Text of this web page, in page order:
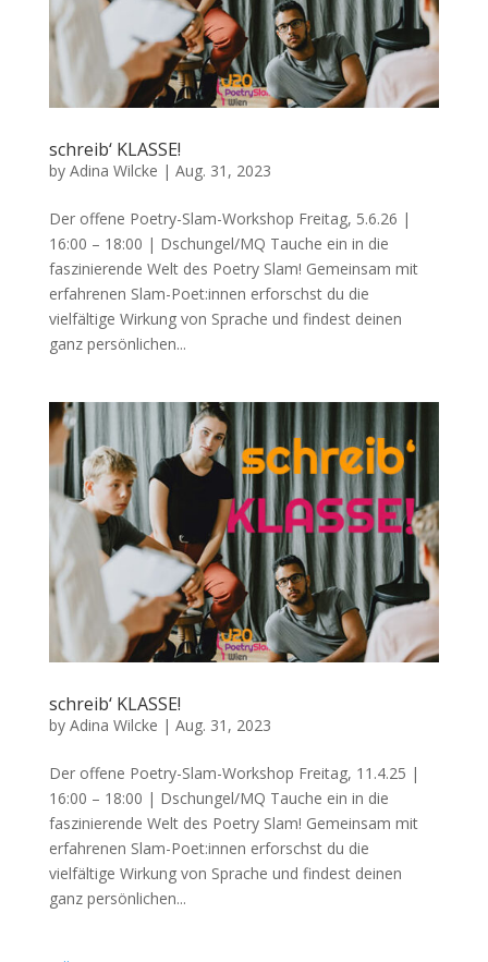
schreib‘ KLASSE!
by Adina Wilcke | Aug. 31, 2023
Der offene Poetry-Slam-Workshop Freitag, 5.6.26 |
16:00 – 18:00 | Dschungel/MQ Tauche ein in die
faszinierende Welt des Poetry Slam! Gemeinsam mit
erfahrenen Slam-Poet:innen erforschst du die
vielfältige Wirkung von Sprache und findest deinen
ganz persönlichen...
schreib‘ KLASSE!
by Adina Wilcke | Aug. 31, 2023
Der offene Poetry-Slam-Workshop Freitag, 11.4.25 |
16:00 – 18:00 | Dschungel/MQ Tauche ein in die
faszinierende Welt des Poetry Slam! Gemeinsam mit
erfahrenen Slam-Poet:innen erforschst du die
vielfältige Wirkung von Sprache und findest deinen
ganz persönlichen...